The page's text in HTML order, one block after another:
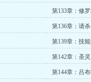
第133章：修
第136章：请
第139章：技
第142章：圣
第144章：吕